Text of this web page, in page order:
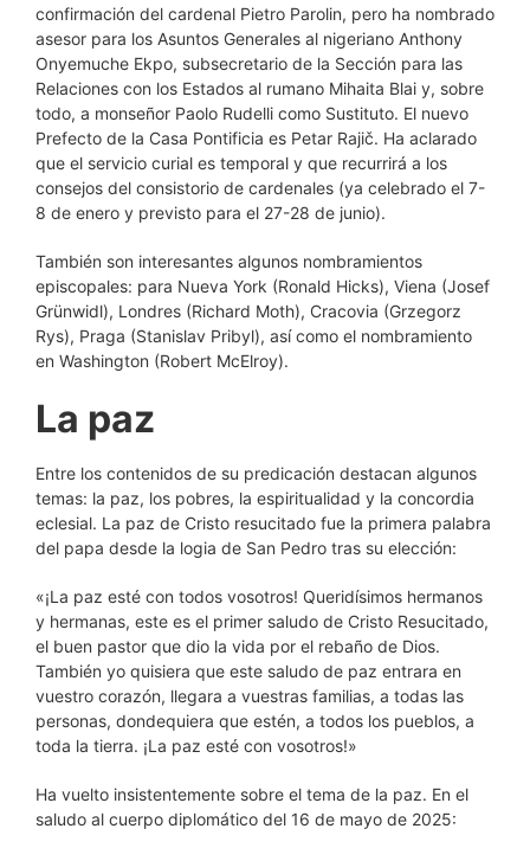
confirmación del cardenal Pietro Parolin, pero ha nombrado
asesor para los Asuntos Generales al nigeriano Anthony
Onyemuche Ekpo, subsecretario de la Sección para las
Relaciones con los Estados al rumano Mihaita Blai y, sobre
todo, a monseñor Paolo Rudelli como Sustituto. El nuevo
Prefecto de la Casa Pontificia es Petar Rajič. Ha aclarado
que el servicio curial es temporal y que recurrirá a los
consejos del consistorio de cardenales (ya celebrado el 7-
8 de enero y previsto para el 27-28 de junio).
También son interesantes algunos nombramientos
episcopales: para Nueva York (Ronald Hicks), Viena (Josef
Grünwidl), Londres (Richard Moth), Cracovia (Grzegorz
Rys), Praga (Stanislav Pribyl), así como el nombramiento
en Washington (Robert McElroy).
La paz
Entre los contenidos de su predicación destacan algunos
temas: la paz, los pobres, la espiritualidad y la concordia
eclesial. La paz de Cristo resucitado fue la primera palabra
del papa desde la logia de San Pedro tras su elección:
«¡La paz esté con todos vosotros! Queridísimos hermanos
y hermanas, este es el primer saludo de Cristo Resucitado,
el buen pastor que dio la vida por el rebaño de Dios.
También yo quisiera que este saludo de paz entrara en
vuestro corazón, llegara a vuestras familias, a todas las
personas, dondequiera que estén, a todos los pueblos, a
toda la tierra. ¡La paz esté con vosotros!»
Ha vuelto insistentemente sobre el tema de la paz. En el
saludo al cuerpo diplomático del 16 de mayo de 2025: